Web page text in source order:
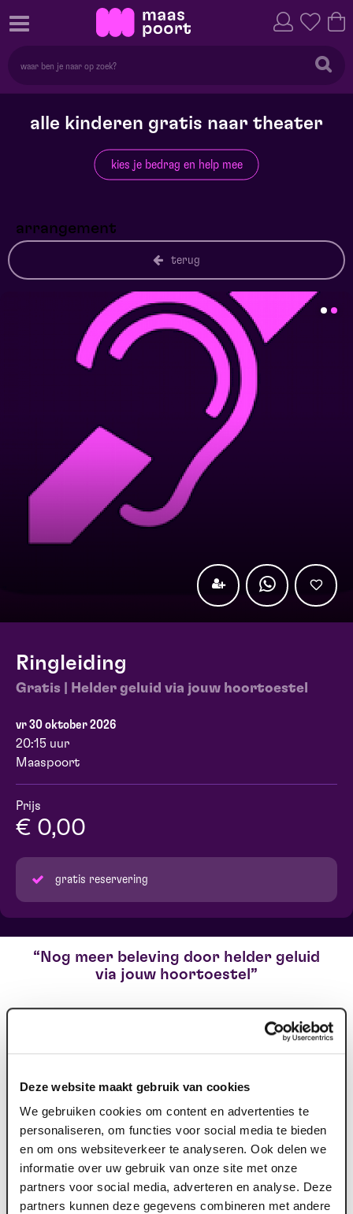
Deze website maakt gebruik van cookies
We gebruiken cookies om content en advertenties te
personaliseren, om functies voor social media te bieden
en om ons websiteverkeer te analyseren. Ook delen we
informatie over uw gebruik van onze site met onze
partners voor social media, adverteren en analyse. Deze
partners kunnen deze gegevens combineren met andere
alle kinderen gratis naar theater
kies je bedrag en help mee
arrangement
terug
Ringleiding
Gratis | Helder geluid via jouw hoortoestel
vr 30 oktober 2026
20:15 uur
Maaspoort
Prijs
€ 0,00
gratis reservering
Nog meer beleving door helder geluid
via jouw hoortoestel
Heb je problemen met jouw gehoor en draag je een
met T-stand). Het draagbare ringleidingsysteem dient
ervoor om geluid storingsvrij over te dragen aan jouw
hoortoestel. Hierdoor kun je nog meer genieten van de
voorstelling. Reserveer jouw gratis ringleiding hier, je
ontvangt hiervan een e-ticket. Op vertoon van dit
ticket kun je voorafgaand aan de voorstelling de
ringleiding afhalen bij de theaterkassa.